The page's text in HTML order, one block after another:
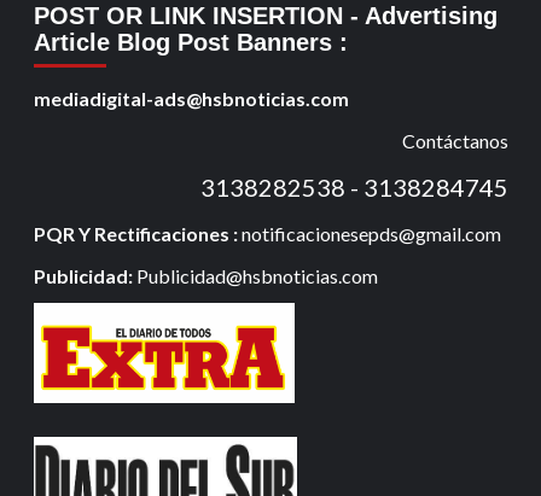
POST OR LINK INSERTION - Advertising
Article Blog Post Banners :
mediadigital-ads@hsbnoticias.com
Contáctanos
3138282538 - 3138284745
PQR Y Rectificaciones :notificacionesepds@gmail.com
Publicidad: Publicidad@hsbnoticias.com